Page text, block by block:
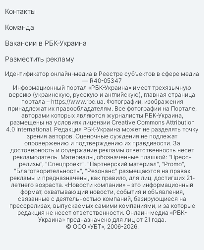
Контакты
Команда
Вакансии в РБК-Украина
Разместить рекламу
Идентификатор онлайн-медиа в Реестре субъектов в сфере медиа
— R40-05347
Информационный портал «РБК-Украина» имеет трехязычную
версию (украинскую, русскую и английскую), главная страница
портала – https://www.rbc.ua. Фотографии, изображения
принадлежат их правообладателям. Все фотографии на Портале,
авторами которых являются журналисты РБК-Украина,
размещены на условиях лицензии Creative Commons Attribution
4.0 International. Редакция РБК-Украина может не разделять точку
зрения авторов. Оценочные суждения не подлежат
опровержению и подтверждению их правдивости. За
достоверность и содержание рекламы ответственность несет
рекламодатель. Материалы, обозначенные плашкой: "Пресс-
релизы", "Спецпроект", "Партнерский материал", "Promo",
"Благотворительность", "Резонанс" размещаются на правах
рекламы и предназначены, как правило, для лиц, достигших 21-
летнего возраста. «Новости компании» – это информационный
формат, охватывающий новости, события и объявления,
связанные с деятельностью компаний, базирующиеся на
прессрелизах, выпускаемых самими компаниями, и за которые
редакция не несет ответственности. Онлайн-медиа «РБК-
Украина» предназначено для лиц от 21 года.
© ООО «УБТ», 2006-2026.